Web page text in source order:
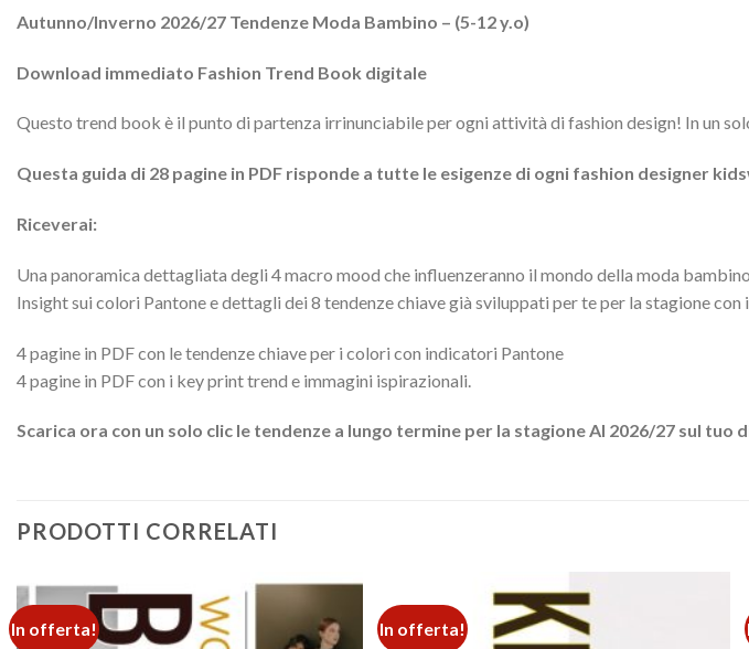
Autunno/Inverno 2026/27 Tendenze Moda Bambino – (5-12 y.o)
Download immediato Fashion Trend Book digitale
Questo trend book è il punto di partenza irrinunciabile per ogni attività di fashion design! In un
Questa guida di 28 pagine in PDF risponde a tutte le esigenze di ogni fashion designer
Riceverai:
Una panoramica dettagliata degli 4 macro mood che influenzeranno il mondo della moda
Insight sui colori Pantone e dettagli dei 8 tendenze chiave già sviluppati per te per la stagione
4 pagine in PDF con le tendenze chiave per i colori con indicatori Pantone
4 pagine in PDF con i key print trend e immagini ispirazionali.
Scarica ora con un solo clic le tendenze a lungo termine per la stagione AI 2026/27 sul tuo
PRODOTTI CORRELATI
In offerta! In offerta!